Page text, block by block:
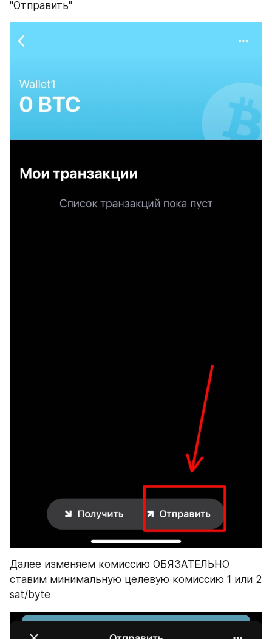
"Отправить"
​Далее изменяем комиссию ОБЯЗАТЕЛЬНО
ставим минимальную целевую комиссию 1 или 2
sat/byte